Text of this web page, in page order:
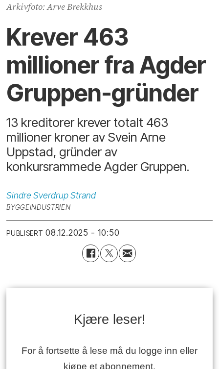
Arkivfoto: Arve Brekkhus
Krever 463
millioner fra Agder
Gruppen-gründer
13 kreditorer krever totalt 463
millioner kroner av Svein Arne
Uppstad, gründer av
konkursrammede Agder Gruppen.
Sindre Sverdrup Strand
BYGGEINDUSTRIEN
PUBLISERT 08.12.2025 - 10:50
Kjære leser!
For å fortsette å lese må du logge inn eller
kjøpe et abonnement.